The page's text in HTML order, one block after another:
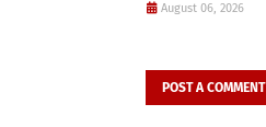
August 06, 2026
POST A COMMENT